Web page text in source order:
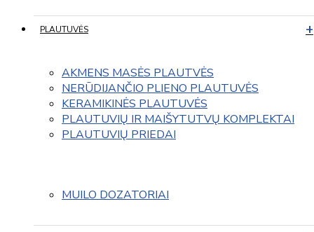
PLAUTUVĖS
AKMENS MASĖS PLAUTVĖS
NERŪDIJANČIO PLIENO PLAUTUVĖS
KERAMIKINĖS PLAUTUVĖS
PLAUTUVIŲ IR MAIŠYTUTVŲ KOMPLEKTAI
PLAUTUVIŲ PRIEDAI
MUILO DOZATORIAI